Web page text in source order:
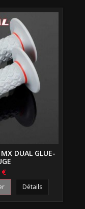
DUAL GLUE-
Détails